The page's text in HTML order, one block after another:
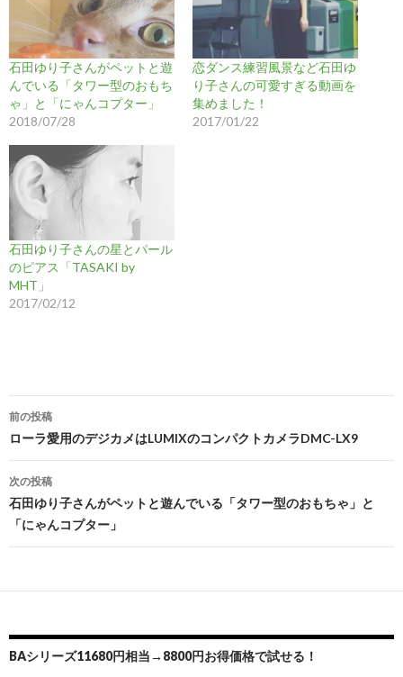
石田ゆり子さんがペットと遊
んでいる「タワー型のおもち
ゃ」と「にゃんコプター」
2018/07/28
恋ダンス練習風景など石田ゆ
り子さんの可愛すぎる動画を
集めました！
2017/01/22
石田ゆり子さんの星とパール
のピアス「TASAKI by
MHT」
2017/02/12
投
稿
ナ
ビ
ゲ
シ
ョ
ン
前の投稿
ローラ愛用のデジカメはLUMIXのコンパクトカメラDMC-LX9
次の投稿
石田ゆり子さんがペットと遊んでいる「タワー型のおもちゃ」と
「にゃんコプター」
BAシリーズ11680円相当→8800円お得価格で試せる！